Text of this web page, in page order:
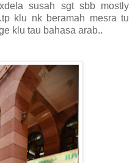
susah sgt sbb mostly
klu nk beramah mesra tu
klu tau bahasa arab..